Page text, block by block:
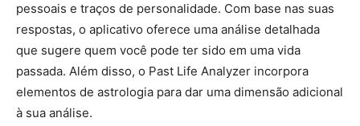
pessoais e traços de personalidade. Com base nas suas
respostas, o aplicativo oferece uma análise detalhada
que sugere quem você pode ter sido em uma vida
passada. Além disso, o Past Life Analyzer incorpora
elementos de astrologia para dar uma dimensão adicional
à sua análise.